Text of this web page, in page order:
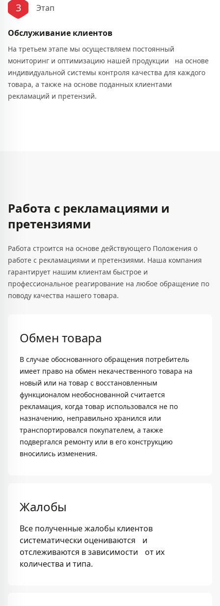
3 Этап
Обслуживание клиентов
На третьем этапе мы осуществляем постоянный
мониторинг и оптимизацию нашей продукции на основе
индивидуальной системы контроля качества для каждого
товара, а также на основе поданных клиентами
рекламаций и претензий.
Работа с рекламациями и
претензиями
Работа строится на основе действующего Положения о
работе с рекламациями и претензиями. Наша компания
гарантирует нашим клиентам быстрое и
профессиональное реагирование на любое обращение по
поводу качества нашего товара.
Обмен товара
В случае обоснованного обращения потребитель
имеет право на обмен некачественного товара на
новый или на товар с восстановленным
функционалом необоснованной считается
рекламация, когда товар использовался не по
назначению, неправильно хранился или
транспортировался покупателем, а также
подвергался ремонту или в его конструкцию
вносились изменения.
Жалобы
Все полученные жалобы клиентов
систематически оцениваются и
отслеживаются в зависимости от их
количества и типа.